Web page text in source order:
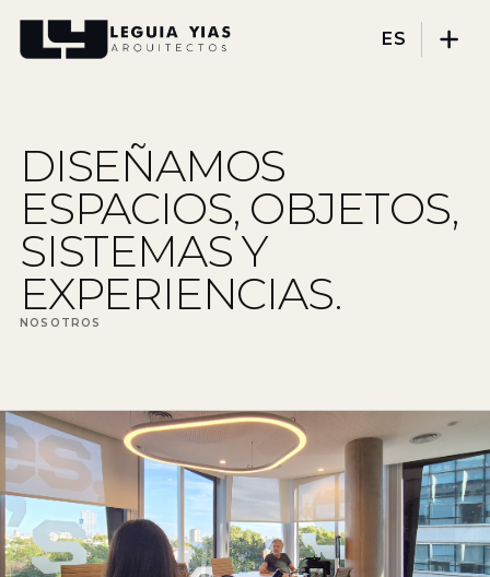
ES
Proceso
Pensamiento
Prensa
Nosotros
DISCIPLINAS
Arquitectura
Interiorismo
DISEÑAMOS
ESPACIOS, OBJETOS,
SISTEMAS Y
EXPERIENCIAS.
NOSOTROS